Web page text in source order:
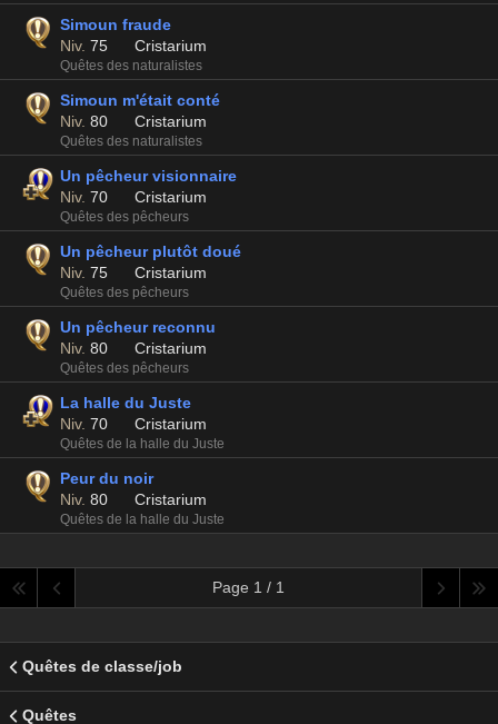
Simoun fraude
Niv. 75 Cristarium
Quêtes des naturalistes
Simoun m'était conté
Niv. 80 Cristarium
Quêtes des naturalistes
Un pêcheur visionnaire
Niv. 70 Cristarium
Quêtes des pêcheurs
Un pêcheur plutôt doué
Niv. 75 Cristarium
Quêtes des pêcheurs
Un pêcheur reconnu
Niv. 80 Cristarium
Quêtes des pêcheurs
La halle du Juste
Niv. 70 Cristarium
Quêtes de la halle du Juste
Peur du noir
Niv. 80 Cristarium
Quêtes de la halle du Juste
Page 1 / 1
Quêtes de classe/job
Quêtes